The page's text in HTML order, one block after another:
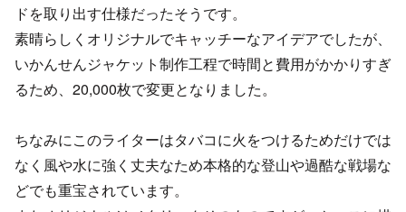
ドを取り出す仕様だったそうです。
素晴らしくオリジナルでキャッチーなアイデアでしたが、
いかんせんジャケット制作工程で時間と費用がかかりすぎ
るため、20,000枚で変更となりました。
ちなみにこのライターはタバコに火をつけるためだけでは
なく風や水に強く丈夫なため本格的な登山や過酷な戦場な
どでも重宝されています。